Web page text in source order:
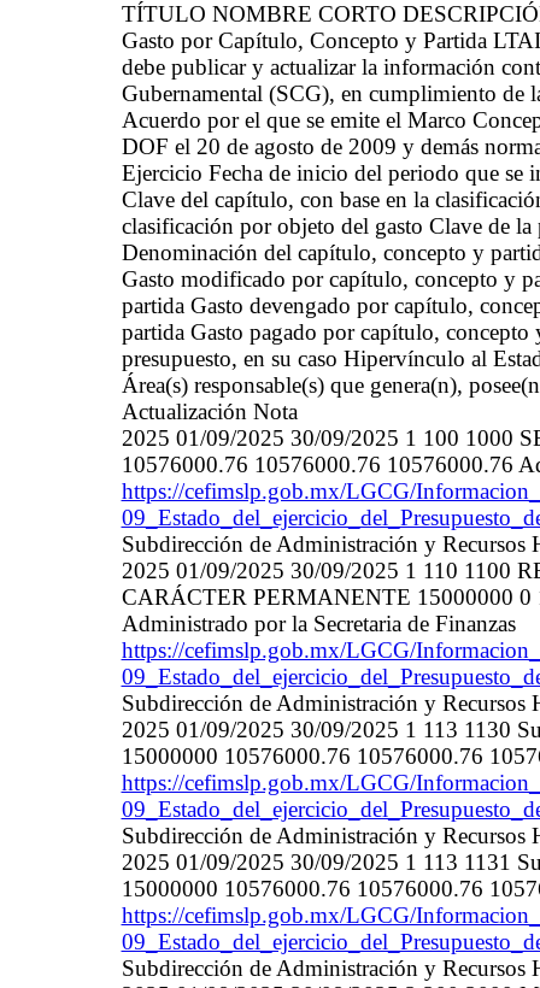
TÍTULO NOMBRE CORTO
Gasto por Capítulo, Concepto y Partida
debe publicar y actualizar la información
Gubernamental (SCG), en cumplimiento de
Acuerdo por el que se emite el Marco
DOF el 20 de agosto de 2009 y demás
Ejercicio Fecha de inicio del periodo que se
Clave del capítulo, con base en la
clasificación por objeto del gasto Clave de
Denominación del capítulo, concepto y
Gasto modificado por capítulo, concepto y
partida Gasto devengado por capítulo,
partida Gasto pagado por capítulo,
presupuesto, en su caso Hipervínculo al
Área(s) responsable(s) que genera(n),
Actualización Nota
2025 01/09/2025 30/09/2025 1 100 1000
10576000.76 10576000.76 10576000.76
https://cefimslp.gob.mx/LGCG/
Subdirección de Administración y
2025 01/09/2025 30/09/2025 1 110 1100
CARÁCTER PERMANENTE 15000000 0
Administrado por la Secretaria de Finanzas
https://cefimslp.gob.mx/LGCG/
Subdirección de Administración y
2025 01/09/2025 30/09/2025 1 113 1130
15000000 10576000.76 10576000.76
https://cefimslp.gob.mx/LGCG/
Subdirección de Administración y
2025 01/09/2025 30/09/2025 1 113 1131
15000000 10576000.76 10576000.76
https://cefimslp.gob.mx/LGCG/
Subdirección de Administración y